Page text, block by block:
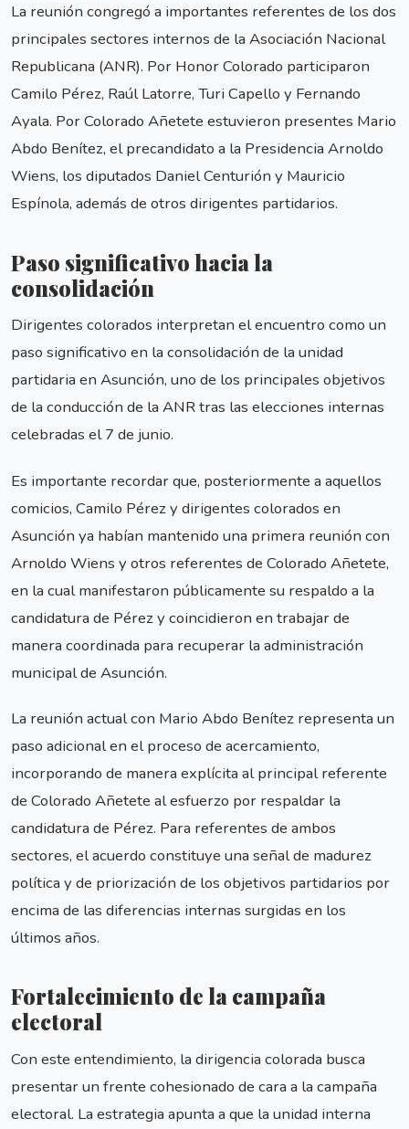
La reunión congregó a importantes referentes de los dos
principales sectores internos de la Asociación Nacional
Republicana (ANR). Por Honor Colorado participaron
Camilo Pérez, Raúl Latorre, Turi Capello y Fernando
Ayala. Por Colorado Añetete estuvieron presentes Mario
Abdo Benítez, el precandidato a la Presidencia Arnoldo
Wiens, los diputados Daniel Centurión y Mauricio
Espínola, además de otros dirigentes partidarios.
Paso significativo hacia la
consolidación
Dirigentes colorados interpretan el encuentro como un
paso significativo en la consolidación de la unidad
partidaria en Asunción, uno de los principales objetivos
de la conducción de la ANR tras las elecciones internas
celebradas el 7 de junio.
Es importante recordar que, posteriormente a aquellos
comicios, Camilo Pérez y dirigentes colorados en
Asunción ya habían mantenido una primera reunión con
Arnoldo Wiens y otros referentes de Colorado Añetete,
en la cual manifestaron públicamente su respaldo a la
candidatura de Pérez y coincidieron en trabajar de
manera coordinada para recuperar la administración
municipal de Asunción.
La reunión actual con Mario Abdo Benítez representa un
paso adicional en el proceso de acercamiento,
incorporando de manera explícita al principal referente
de Colorado Añetete al esfuerzo por respaldar la
candidatura de Pérez. Para referentes de ambos
sectores, el acuerdo constituye una señal de madurez
política y de priorización de los objetivos partidarios por
encima de las diferencias internas surgidas en los
últimos años.
Fortalecimiento de la campaña
electoral
Con este entendimiento, la dirigencia colorada busca
presentar un frente cohesionado de cara a la campaña
electoral. La estrategia apunta a que la unidad interna